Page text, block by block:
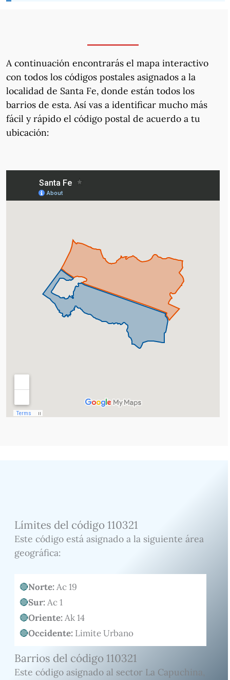
A continuación encontrarás el mapa interactivo
con todos los códigos postales asignados a la
localidad de Santa Fe, donde están todos los
barrios de esta. Así vas a identificar mucho más
fácil y rápido el código postal de acuerdo a tu
ubicación:
Límites del código 110321
Este código está asignado a la siguiente área
geográfica:
Norte:Ac 19
Sur:Ac 1
Oriente:Ak 14
Occidente:Limite Urbano
Barrios del código 110321
Este código asignado al sector La Capuchina,